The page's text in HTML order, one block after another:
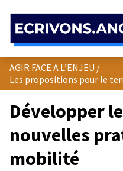
AGIR FACE A L’ENJEU /
Les propositions pour le
Développer
nouvelles
mobilité